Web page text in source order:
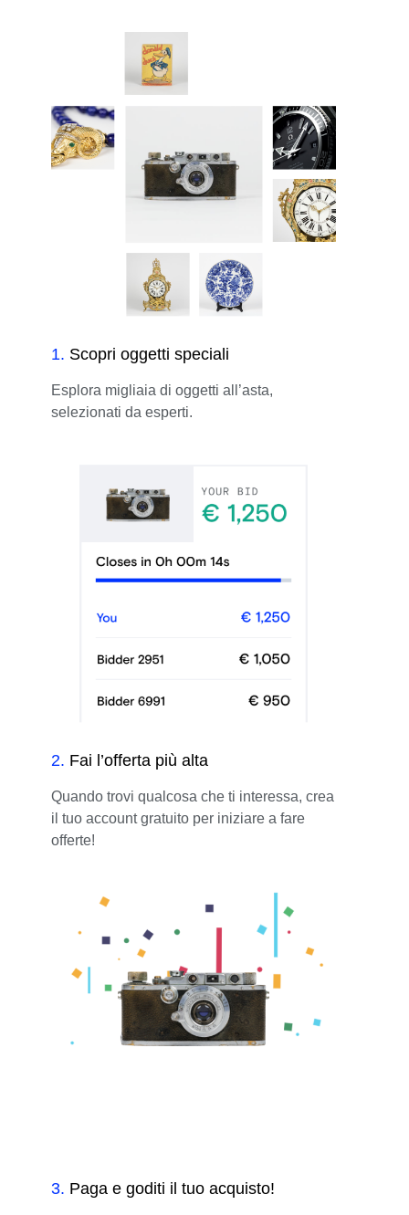
1. Scopri oggetti speciali
Esplora migliaia di oggetti all’asta,
selezionati da esperti.
2. Fai l’offerta più alta
Quando trovi qualcosa che ti interessa, crea
il tuo account gratuito per iniziare a fare
offerte!
3. Paga e goditi il tuo acquisto!